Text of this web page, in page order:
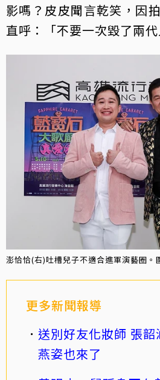
影嗎？皮皮聞言乾笑，因
直呼：「不要一次毀了兩代
澎恰恰(右)吐槽兒子不適合進軍演藝圈。
更多新聞報導
送別好友化妝師 張
燕姿也來了